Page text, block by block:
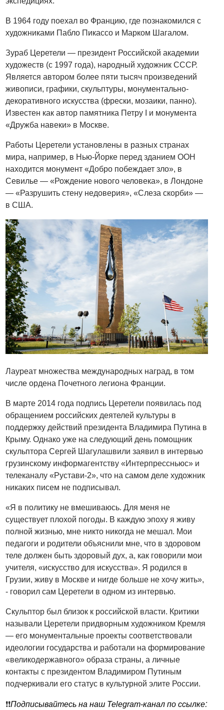
В 1964 году поехал во Францию, где познакомился с
художниками Пабло Пикассо и Марком Шагалом.
Зураб Церетели— президент Российской академии
художеств (с 1997 года), народный художник СССР.
Я вляется автором более пяти тысяч произведений
живописи, графики, скульптуры, монументально-
декоративного искусства (фрески, мозаики, панно).
Известен как автор памятника Петру I и монумента
«Дружба навеки» в Москве.
Работы Церетели установлены в разных странах
мира, например, в Нью-Йорке перед зданием ООН
находится монумент «Добро побеждает зло», в
Севилье — «Рождение нового человека», в Лондоне
— «Разрушить стену недоверия»,«Слеза скорби»—
в США.
Лауреат множества международных наград, в том
числе ордена Почетного легиона Франции.
В марте 2014 года подпись Церетели появилась под
обращением российских деятелей культуры в
поддержку действий президента Владимира Путина в
Крыму. Однако уже на следующий день помощник
скульптора Сергей Шагулашвили заявил в интервью
грузинскому информагентству «Интерпрессньюс» и
телеканалу «Рустави-2», что на самом деле художник
никаких писем не подписывал.
«Я в политику не вмешиваюсь. Для меня не
существует плохой погоды. В каждую эпоху я живу
полной жизнью, мне никто никогда не мешал. Мои
педагоги и родители объяснили мне, что в здоровом
теле должен быть здоровый дух, а, как говорили мои
учителя, «искусство для искусства». Я родился в
Грузии, живу в Москве и нигде больше не хочу жить»,
- говорил сам Церетели в одном из интервью.
Скульптор был близок к российской власти. Критики
называли Церетели придворным художником Кремля
— его монументальные проекты соответствовали
идеологии государства и работали на формирование
«великодержавного» образа страны, а личные
контакты с президентом Владимиром Путиным
подчеркивали его статус в культурной элите России.
❗️❗️Подписывайтесь на наш Telegram-канал по ссылке: